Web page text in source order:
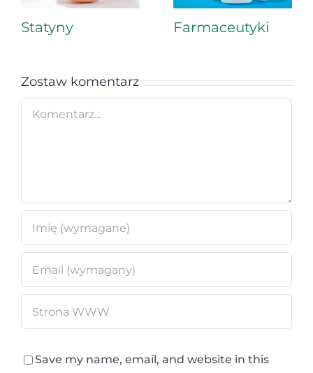
Statyny Farmaceutyki
Zostaw komentarz
Comment
Save my name, email, and website in this